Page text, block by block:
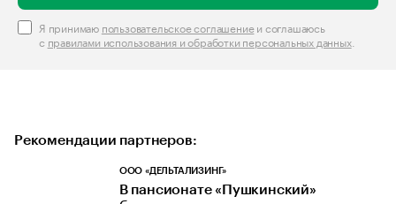
Я принимаю пользовательское соглашениеи соглашаюсь
с правилами использования и обработки персональных данных.
Рекомендации партнеров:
ООО «ДЕЛЬТАЛИЗИНГ»
В пансионате «Пушкинский»